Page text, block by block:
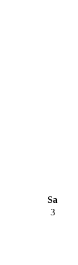
Sa
3